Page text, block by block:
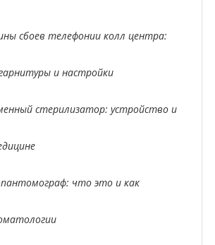
сбоев телефонии колл центра:
и настройки
стерилизатор: устройство и
что это и как